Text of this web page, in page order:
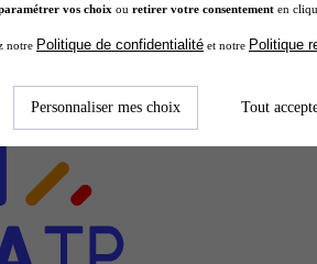
vos choix ou retirer votre consentement en
notre Politique de confidentialité et notre Politique
Personnaliser mes choix Tout